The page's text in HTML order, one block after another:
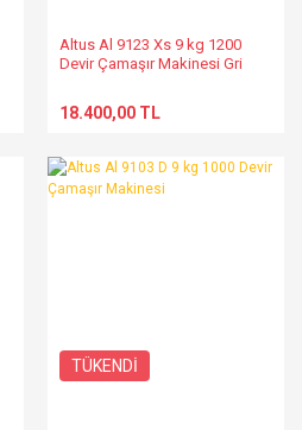
Altus Al 9123 Xs 9 kg 1200
Devir Çamaşır Makinesi Gri
18.400,00 TL
TÜKENDİ